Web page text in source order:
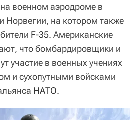
военном аэродроме в
Норвегии, на котором также
F-35. Американские
что бомбардировщики и
участие в военных учениях
и сухопутными войсками
НАТО.